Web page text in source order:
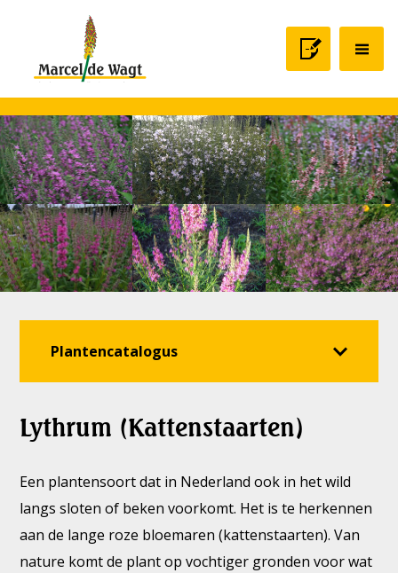
Plantencatalogus
Lythrum (Kattenstaarten)
Een plantensoort dat in Nederland ook in het wild
langs sloten of beken voorkomt. Het is te herkennen
aan de lange roze bloemaren (kattenstaarten). Van
nature komt de plant op vochtiger gronden voor wat